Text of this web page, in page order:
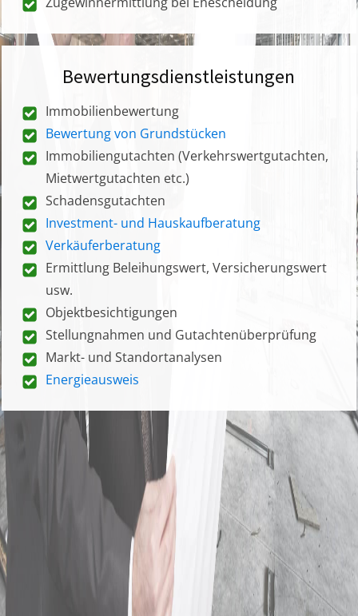
Bewertungsdienstleistungen
Immobilienbewertung
Bewertung von Grundstücken
Immobiliengutachten (Verkehrswertgutachten,
Mietwertgutachten etc.)
Schadensgutachten
Investment- und Hauskaufberatung
Verkäuferberatung
Ermittlung Beleihungswert, Versicherungswert
usw.
Objektbesichtigungen
Stellungnahmen und Gutachtenüberprüfung
Markt- und Standortanalysen
Energieausweis